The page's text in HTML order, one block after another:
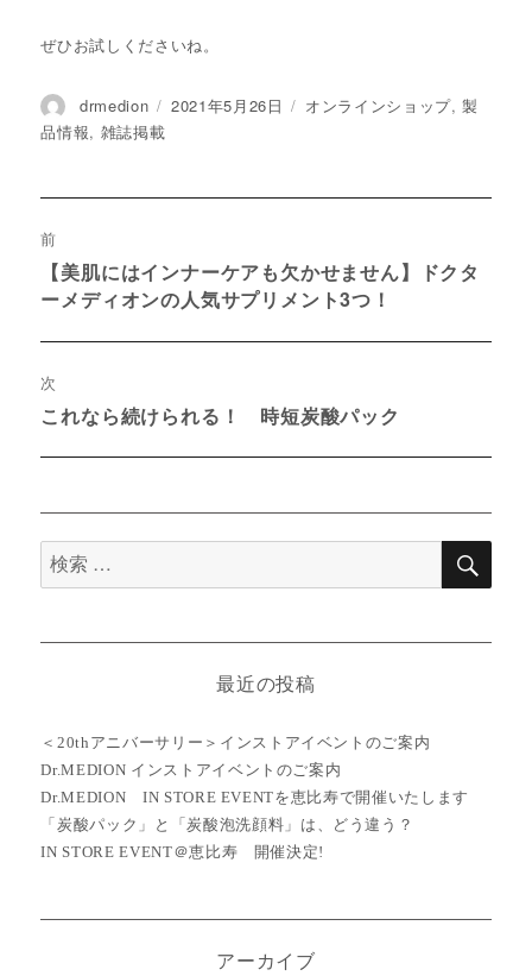
ぜひお試しくださいね。
投
稿
drmedion
投
2021年5月26日
カ
ー
オンラインショップ,製
品情報, 雑誌掲載
稿
ナ
ビ
ゲ
ー
シ
ョ
ン
前
過
去
稿:
【美肌にはインナーケアも欠かせません】ドクタ
ーメディオンの人気サプリメント3つ！
次
次
これなら続けられる！ 時短炭酸パック
検
検
最近の投稿
＜20thアニバーサリー＞インストアイベントのご案内
Dr.MEDION インストアイベントのご案内
Dr.MEDION IN STORE EVENTを恵比寿で開催いたします
「炭酸パック」と「炭酸泡洗顔料」は、どう違う？
IN STORE EVENT＠恵比寿 開催決定!
アーカイブ